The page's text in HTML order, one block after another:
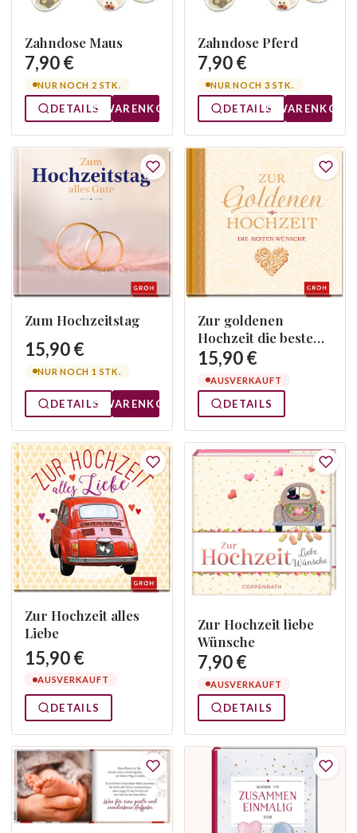
Zahndose Maus
7,90 €
NUR NOCH 2 STK.
DETAILS WARENKORB
Zahndose Pferd
7,90 €
NUR NOCH 3 STK.
DETAILS WARENKORB
Zum Hochzeitstag
15,90 €
NUR NOCH 1 STK.
DETAILS WARENKORB
Zur goldenen
Hochzeit die besten
Wünsche
15,90 €
AUSVERKAUFT
DETAILS
Zur Hochzeit alles
Liebe
15,90 €
AUSVERKAUFT
DETAILS
Zur Hochzeit liebe
Wünsche
7,90 €
AUSVERKAUFT
DETAILS